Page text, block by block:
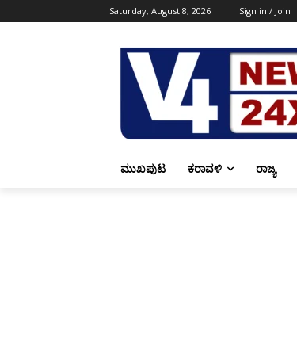
Saturday, August 8, 2026 Sign in / Join
ಮುಖಪುಟ ಕರಾವಳಿ ರಾಜ್ಯ